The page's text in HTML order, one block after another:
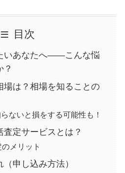
目次
いあなたへ——こんな悩
？
場は？相場を知ることの
ないと損をする可能性も！
査定サービスとは？
メリット
申し込み方法）